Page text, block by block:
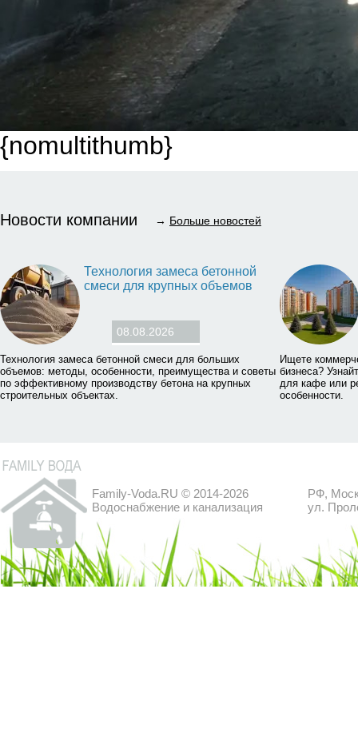
{nomultithumb}
Новости компании → Больше новостей
Технология замеса бетонной
смеси для крупных объемов
08.08.2026
Технология замеса бетонной смеси для больших
объемов: методы, особенности, преимущества и советы
по эффективному производству бетона на крупных
строительных объектах.
Ищете
бизнеса?
для кафе или
особенности.
Family-Voda.RU © 2014-2026
Водоснабжение и канализация
РФ,
ул.